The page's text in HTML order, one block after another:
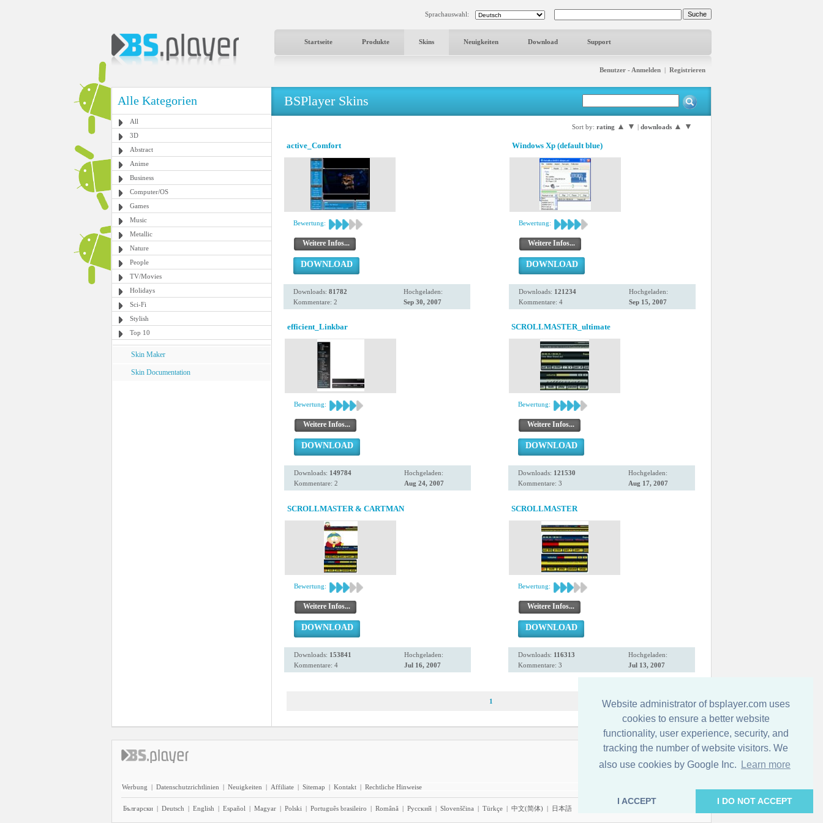
Website administrator of bsplayer.com uses
cookies to ensure a better website
functionality, user experience, security, and
tracking the number of website visitors. We
also use cookies by Google Inc.
Learn more
I ACCEPT I DO NOT ACCEPT
Sprachauswahl:
Startseite Produkte Skins Neuigkeiten Download Support
Benutzer - Anmelden | Registrieren
Alle Kategorien
All
3D
Abstract
Anime
Business
Computer/OS
Games
Music
Metallic
Nature
People
TV/Movies
Holidays
Sci-Fi
Stylish
Top 10
Skin Maker
Skin Documentation
BSPlayer Skins
Sort by: rating ▲ ▼ | downloads ▲ ▼
active_Comfort
Bewertung:
Weitere Infos...
DOWNLOAD
Downloads: 81782
Kommentare: 2
Hochgeladen:
Sep 30, 2007
Windows Xp (default blue)
Bewertung:
Weitere Infos...
DOWNLOAD
Downloads: 121234
Kommentare: 4
Hochgeladen:
Sep 15, 2007
efficient_Linkbar
Bewertung:
Weitere Infos...
DOWNLOAD
Downloads: 149784
Kommentare: 2
Hochgeladen:
Aug 24, 2007
SCROLLMASTER_ultimate
Bewertung:
Weitere Infos...
DOWNLOAD
Downloads: 121530
Kommentare: 3
Hochgeladen:
Aug 17, 2007
SCROLLMASTER & CARTMAN
Bewertung:
Weitere Infos...
DOWNLOAD
Downloads: 153841
Kommentare: 4
Hochgeladen:
Jul 16, 2007
SCROLLMASTER
Bewertung:
Weitere Infos...
DOWNLOAD
Downloads: 116313
Kommentare: 3
Hochgeladen:
Jul 13, 2007
1
Werbung | Datenschutzrichtlinien | Neuigkeiten | Affiliate | Sitemap | Kontakt | Rechtliche Hinweise
Български | Deutsch | English | Español | Magyar | Polski | Português brasileiro | Română | Pyccĸий | Slovenščina | Türkçe | 中文(简体) | 日本語